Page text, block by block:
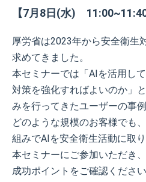
【7月8日(水) 11:00~11:40
厚労省は2023年から安全衛生
求めてきました。
本セミナーでは「AIを活用し
対策を強化すればよいのか」
みを行ってきたユーザーの事
どのような規模のお客様でも
組みでAIを安全衛生活動に取
本セミナーにご参加いただき
成功ポイントをご確認ください